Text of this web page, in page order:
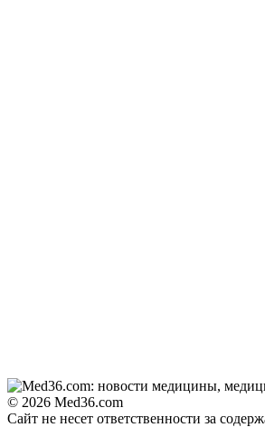
© 2026 Med36.com
Сайт не несет ответственности за